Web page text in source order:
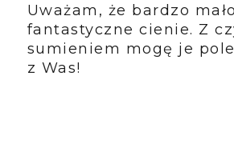
Uważam, że bardzo
fantastyczne cienie. Z
sumieniem mogę je
z Was!